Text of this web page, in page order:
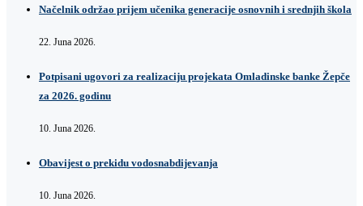
Načelnik održao prijem učenika generacije osnovnih i srednjih škola
22. Juna 2026.
Potpisani ugovori za realizaciju projekata Omladinske banke Žepče
za 2026. godinu
10. Juna 2026.
Obavijest o prekidu vodosnabdijevanja
10. Juna 2026.